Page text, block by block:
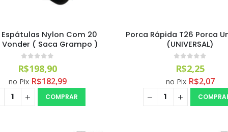
Espátulas Nylon Com 20
Vonder ( Saca Grampo )
0out of 5
R$198,90
no Pix R$182,99
COMPRAR
Porca Rápida T26 Porca
(UNIVERSAL)
out of 5
R$2,25
no Pix R$2,07